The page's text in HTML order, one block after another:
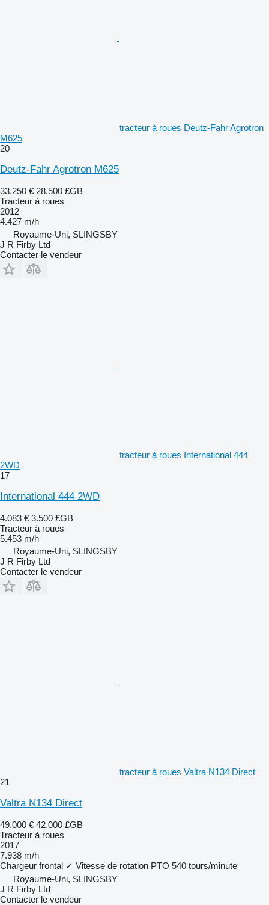
tracteur à roues Deutz-Fahr Agrotron
M625
20
Deutz-Fahr Agrotron M625
33.250 € 28.500 £GB
Tracteur à roues
2012
4.427 m/h
Royaume-Uni, SLINGSBY
J R Firby Ltd
Contacter le vendeur
tracteur à roues International 444
2WD
17
International 444 2WD
4.083 € 3.500 £GB
Tracteur à roues
5.453 m/h
Royaume-Uni, SLINGSBY
J R Firby Ltd
Contacter le vendeur
tracteur à roues Valtra N134 Direct
21
Valtra N134 Direct
49.000 € 42.000 £GB
Tracteur à roues
2017
7.938 m/h
Chargeur frontal ✓ Vitesse de rotation PTO 540 tours/minute
Royaume-Uni, SLINGSBY
J R Firby Ltd
Contacter le vendeur